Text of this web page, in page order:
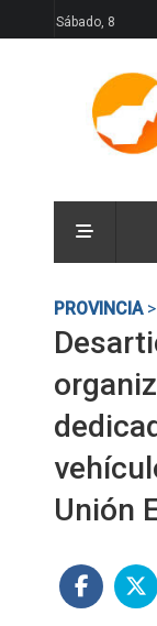
Sábado, 8
PROVINCIA>
Unión